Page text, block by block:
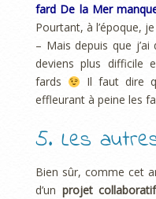
fard De la Mer
Pourtant, à l’époque, je
– Mais depuis que
deviens plus difficile
fards
Il faut dire
effleurant à peine les
5. Les
Bien sûr, comme cet
d’un projet collaboratif